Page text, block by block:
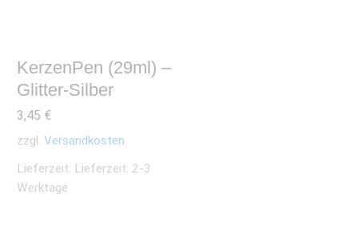
KerzenPen (29ml) –
Glitter-Silber
3,45 €
zzgl. Versandkosten
Lieferzeit: Lieferzeit: 2-3
Werktage